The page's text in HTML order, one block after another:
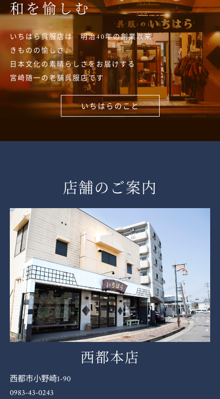
和を愉しむ
いちはら呉服店は 明治40年の創業以来
きものの愉しさ、
日本文化の素晴らしさをお届けする
宮崎随一の老舗呉服店です
いちはらのこと
店舗のご案内
西都本店
西都市小野崎1-90
0983-43-0243